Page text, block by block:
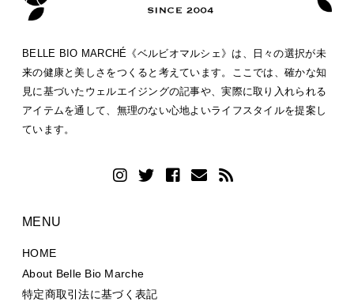
BELLE BIO MARCHÉ《ベルビオマルシェ》は、日々の選択が未
来の健康と美しさをつくると考えています。ここでは、確かな知
見に基づいたウェルエイジングの記事や、実際に取り入れられる
アイテムを通して、無理のない心地よいライフスタイルを提案し
ています。
MENU
HOME
About Belle Bio Marche
特定商取引法に基づく表記